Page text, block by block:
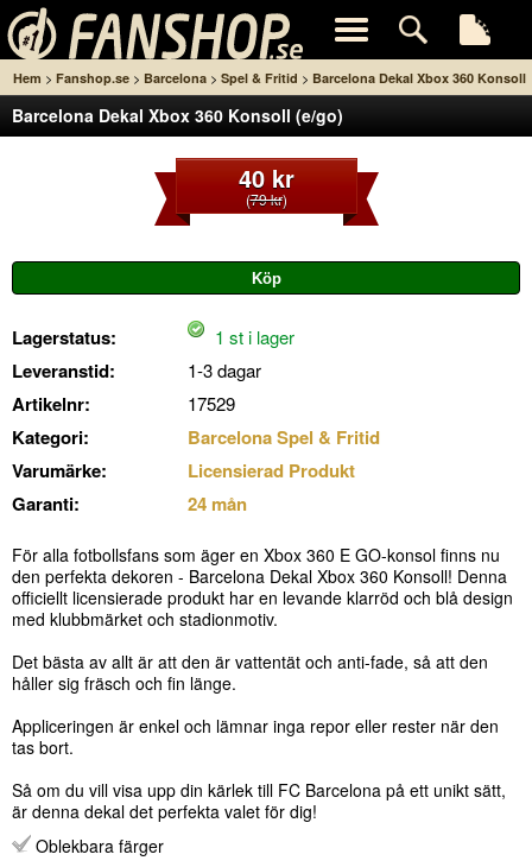
Hem > Fanshop.se > Barcelona > Spel & Fritid > Barcelona Dekal Xbox 360 Konsoll
(e/go)
Barcelona Dekal Xbox 360 Konsoll (e/go)
40 kr
(79 kr)
Lagerstatus: 1 st i lager
Leveranstid: 1-3 dagar
Artikelnr: 17529
Kategori:
Barcelona Spel & Fritid
Varumärke:
Licensierad Produkt
Garanti:
24 mån
För alla fotbollsfans som äger en Xbox 360 E GO-konsol finns nu
den perfekta dekoren - Barcelona Dekal Xbox 360 Konsoll! Denna
officiellt licensierade produkt har en levande klarröd och blå design
med klubbmärket och stadionmotiv.
Det bästa av allt är att den är vattentät och anti-fade, så att den
håller sig fräsch och fin länge.
Appliceringen är enkel och lämnar inga repor eller rester när den
tas bort.
Så om du vill visa upp din kärlek till FC Barcelona på ett unikt sätt,
är denna dekal det perfekta valet för dig!
Oblekbara färger